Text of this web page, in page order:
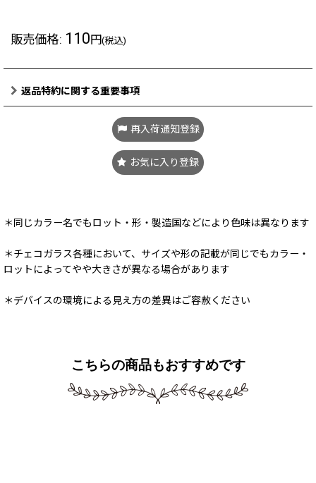
販売価格: 110円(税込)
返品特約に関する重要事項
再入荷通知登録
お気に入り登録
＊同じカラー名でもロット・形・製造国などにより色味は異なります
＊チェコガラス各種において、サイズや形の記載が同じでもカラー・
ロットによってやや大きさが異なる場合があります
＊デバイスの環境による見え方の差異はご容赦ください
こちらの商品もおすすめです